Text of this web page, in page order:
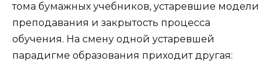
тома бумажных учебников, устаревшие модели
преподавания и закрытость процесса
обучения. На смену одной устаревшей
парадигме образования приходит другая: